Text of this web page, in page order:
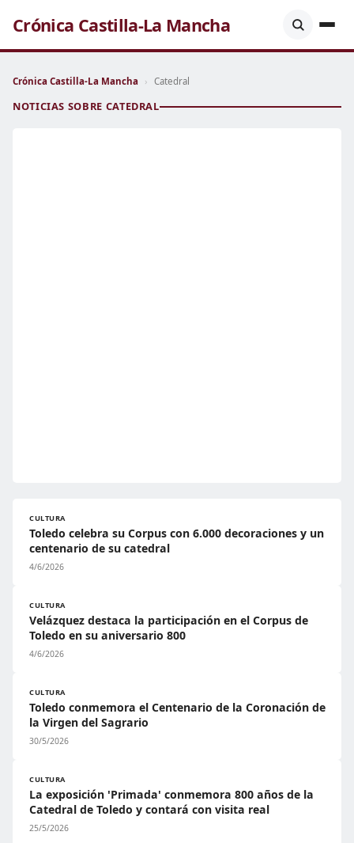
Crónica Castilla-La Mancha
Crónica Castilla-La Mancha › Catedral
NOTICIAS SOBRE CATEDRAL
CULTURA
Toledo celebra su Corpus con 6.000 decoraciones y un
centenario de su catedral
4/6/2026
CULTURA
Velázquez destaca la participación en el Corpus de
Toledo en su aniversario 800
4/6/2026
CULTURA
Toledo conmemora el Centenario de la Coronación de
la Virgen del Sagrario
30/5/2026
CULTURA
La exposición 'Primada' conmemora 800 años de la
Catedral de Toledo y contará con visita real
25/5/2026